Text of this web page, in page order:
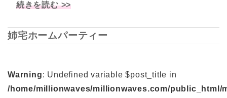
続きを読む >>
姉宅ホームパーティー
Warning: Undefined variable $post_title in
/home/millionwaves/millionwaves.com/public_html/